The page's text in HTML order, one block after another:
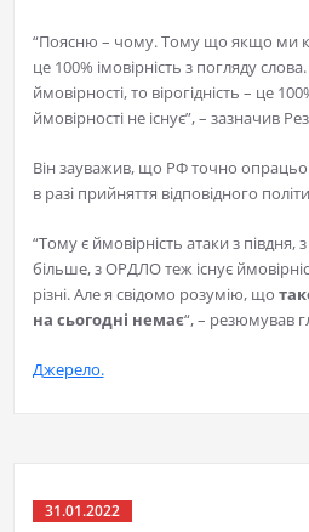
“Поясню – чому. Тому що якщо ми
це 100% імовірність з погляду
ймовірності, то вірогідність – це
ймовірності не існує”, – зазначив
Він зауважив, що РФ точно
в разі прийняття відповідного
“Тому є ймовірність атаки з півдня,
більше, з ОРДЛО теж існує
різні. Але я свідомо розумію, що
на сьогодні немає“, – резюмував
Джерело.
31.01.2022